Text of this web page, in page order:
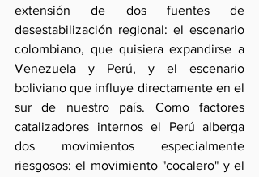
extensión de dos fuentes de
desestabilización regional: el escenario
colombiano, que quisiera expandirse a
Venezuela y Perú, y el escenario
boliviano que influye directamente en el
sur de nuestro país. Como factores
catalizadores internos el Perú alberga
dos movimientos especialmente
riesgosos: el movimiento "cocalero" y el